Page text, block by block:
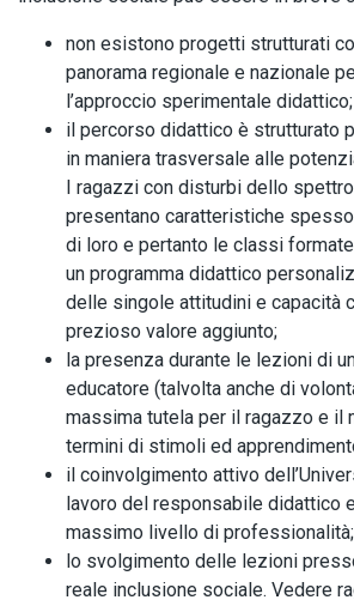
non esistono progetti strutturati
panorama regionale e nazionale
l’approccio sperimentale didattico;
il percorso didattico è strutturato
in maniera trasversale alle
I ragazzi con disturbi dello
presentano caratteristiche
di loro e pertanto le classi
un programma didattico
delle singole attitudini e capacità
prezioso valore aggiunto;
la presenza durante le lezioni di
educatore (talvolta anche di
massima tutela per il ragazzo e il
termini di stimoli ed
il coinvolgimento attivo
lavoro del responsabile didattico
massimo livello di professionalità;
lo svolgimento delle lezioni
reale inclusione sociale. Vedere